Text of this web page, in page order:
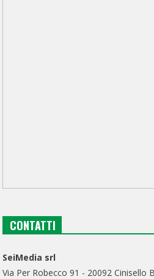
CONTATTI
SeiMedia srl
Via Per Robecco 91 - 20092 Cinisello